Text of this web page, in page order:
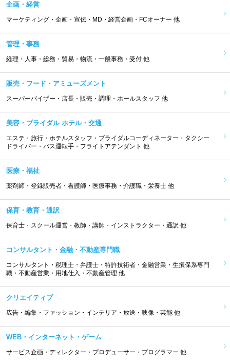
企画・経営
マーケティング・企画・宣伝・MD・経営企画・FCオーナー 他
管理・事務
経理・人事・総務・貿易・物流・一般事務・受付 他
販売・フード・アミューズメント
スーパーバイザー・店長・販売・調理・ホールスタッフ 他
美容・ブライダル ホテル・交通
エステ・旅行・ホテルスタッフ・ブライダルコーディネーター・タクシー
ドライバー・バス運転手・フライトアテンダント 他
医療・福祉
薬剤師・登録販売者・看護師・医療事務・介護職・栄養士 他
保育・教育・通訳
保育士・スクール運営・教師・講師・インストラクター・通訳 他
コンサルタント・金融・不動産専門職
コンサルタント・税理士・弁護士・特許技術者・金融営業・生損保系専門
職・不動産営業・用地仕入・不動産管理 他
クリエイティブ
広告・編集・ファッション・インテリア・放送・映像・芸能 他
WEB・インターネット・ゲーム
サービス企画・ディレクター・プロデューサー・プログラマー 他